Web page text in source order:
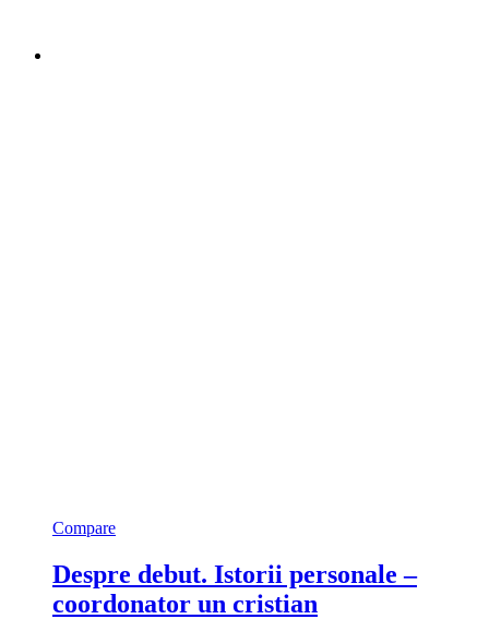
Compare
Despre debut. Istorii personale –
coordonator un cristian